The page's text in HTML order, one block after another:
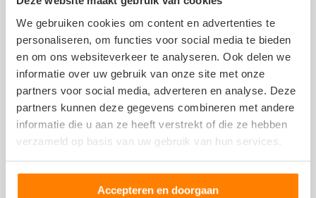
We gebruiken cookies om content en advertenties te
personaliseren, om functies voor social media te bieden
en om ons websiteverkeer te analyseren. Ook delen we
informatie over uw gebruik van onze site met onze
partners voor social media, adverteren en analyse. Deze
partners kunnen deze gegevens combineren met andere
informatie die u aan ze heeft verstrekt of die ze hebben
verzameld op basis van uw gebruik van hun services.
Accepteren en doorgaan
Adiel
9 november 2020
Op vrijdag langsgeweest voor een onderdeel
(luchtmassameter) van €25,-. Na een uur te hebben
gereden en het opgehaald te hebben, bleek bij monteren
dat het onderdeel defect was! Na een telefoontje
zeggen ze, ja terugbrengen kun je geld terugkrijgen. Maar
Toon meer